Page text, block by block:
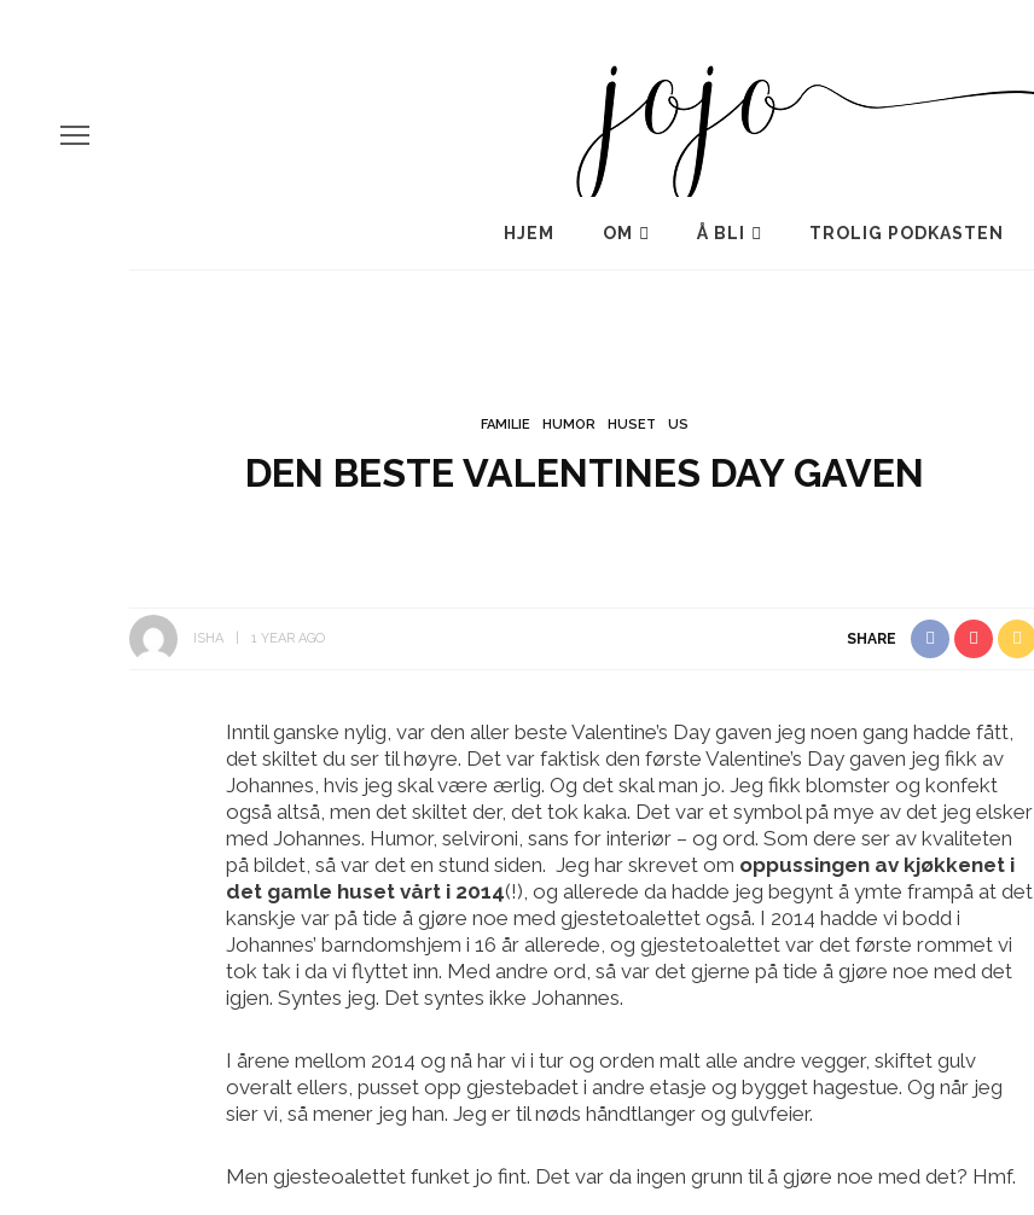
HJEM OM Å BLI TROLIG PODKASTEN
FAMILIE HUMOR HUSET US
DEN BESTE VALENTINES DAY GAVEN
ISHA 1 YEAR AGO SHARE
Inntil ganske nylig, var den aller beste Valentine’s Day gaven jeg noen gang hadde fått,
det skiltet du ser til høyre. Det var faktisk den første Valentine’s Day gaven jeg fikk av
Johannes, hvis jeg skal være ærlig. Og det skal man jo. Jeg fikk blomster og konfekt
også altså, men det skiltet der, det tok kaka. Det var et symbol på mye av det jeg elsker
med Johannes. Humor, selvironi, sans for interiør – og ord. Som dere ser av kvaliteten
på bildet, så var det en stund siden. Jeg har skrevet om oppussingen av kjøkkenet i
det gamle huset vårt i 2014(!), og allerede da hadde jeg begynt å ymte frampå at det
kanskje var på tide å gjøre noe med gjestetoalettet også. I 2014 hadde vi bodd i
Johannes’ barndomshjem i 16 år allerede, og gjestetoalettet var det første rommet vi
tok tak i da vi flyttet inn. Med andre ord, så var det gjerne på tide å gjøre noe med det
igjen. Syntes jeg. Det syntes ikke Johannes.
I årene mellom 2014 og nå har vi i tur og orden malt alle andre vegger, skiftet gulv
overalt ellers, pusset opp gjestebadet i andre etasje og bygget hagestue. Og når jeg
sier vi, så mener jeg han. Jeg er til nøds håndtlanger og gulvfeier.
Men gjesteoalettet funket jo fint. Det var da ingen grunn til å gjøre noe med det? Hmf.